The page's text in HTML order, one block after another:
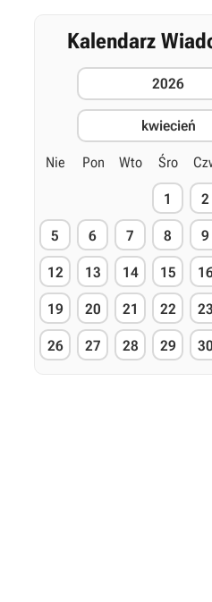
Kalendarz
2026
kwiecień
Nie Pon Wto Śro
1 2
5 6 7 8 9
12 13 14 15
19 20 21 22 23
26 27 28 29 30